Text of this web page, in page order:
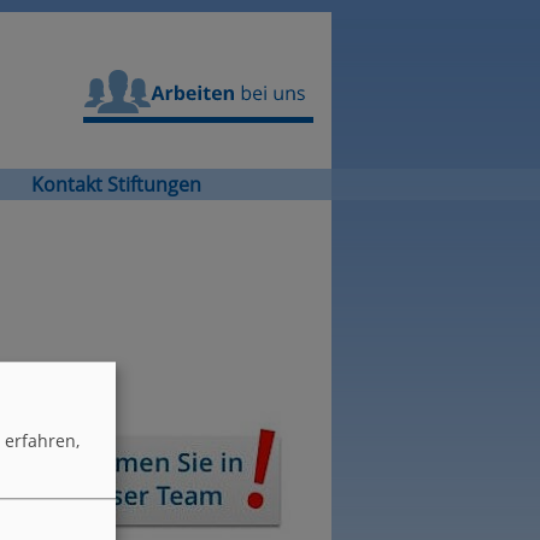
Arbeiten bei uns
Kontakt Stiftungen
erfahren,